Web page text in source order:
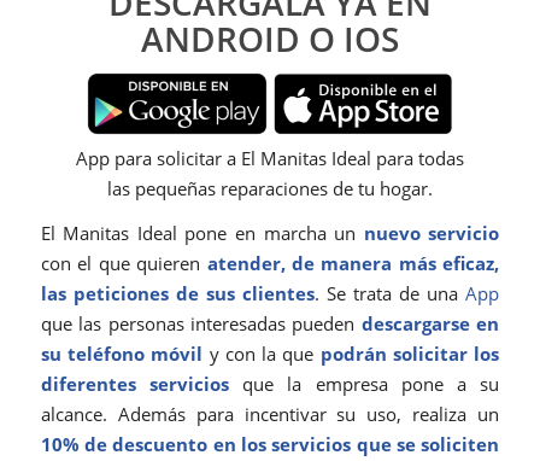
ANDROID O IOS
App para solicitar a El Manitas Ideal para todas
las pequeñas reparaciones de tu hogar.
El Manitas Ideal pone en marcha un nuevo servicio
con el que quieren atender, de manera más eficaz,
las peticiones de sus clientes. Se trata de una App
que las personas interesadas pueden descargarse en
su teléfono móvil y con la que podrán solicitar los
diferentes servicios que la empresa pone a su
alcance. Además para incentivar su uso, realiza un
10% de descuento en los servicios que se soliciten